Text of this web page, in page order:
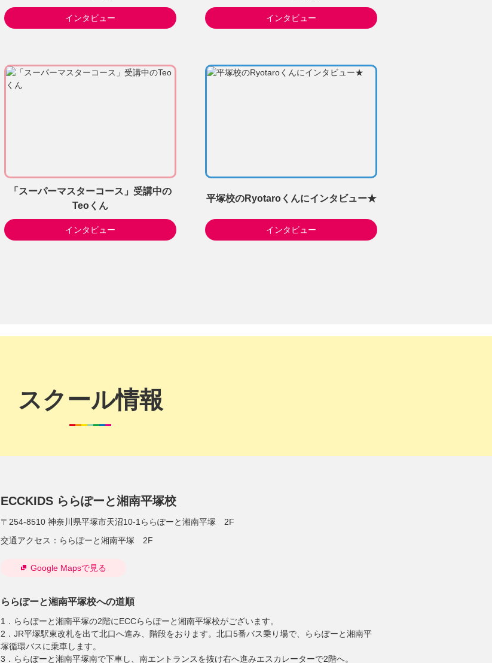
インタビュー インタビュー
「スーパーマスターコース」受講中の
Teoくん
インタビュー
平塚校のRyotaroくんにインタビュー★
インタビュー
スクール情報
ECCKIDS ららぽーと湘南平塚校
〒254-8510 神奈川県平塚市天沼10-1ららぽーと湘南平塚 2F
交通アクセス： ららぽーと湘南平塚 2F
Google Mapsで見る
ららぽーと湘南平塚校への道順
1．ららぽーと湘南平塚の2階にECCららぽーと湘南平塚校がございます。
2．JR平塚駅東改札を出て北口へ進み、階段をおります。北口5番バス乗り場で、ららぽーと湘南平
塚循環バスに乗車します。
3．ららぽーと湘南平塚南で下車し、南エントランスを抜け右へ進みエスカレーターで2階へ。